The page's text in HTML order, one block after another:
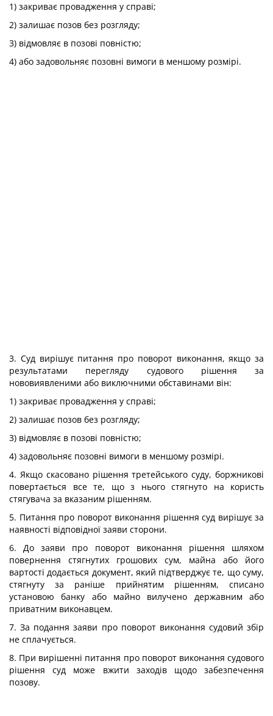
1) закриває провадження у справі;
2) залишає позов без розгляду;
3) відмовляє в позові повністю;
4) або задовольняє позовні вимоги в меншому розмірі.
3. Суд вирішує питання про поворот виконання, якщо за
результатами перегляду судового рішення за
нововиявленими або виключними обставинами він:
1) закриває провадження у справі;
2) залишає позов без розгляду;
3) відмовляє в позові повністю;
4) задовольняє позовні вимоги в меншому розмірі.
4. Якщо скасовано рішення третейського суду, боржникові
повертається все те, що з нього стягнуто на користь
стягувача за вказаним рішенням.
5. Питання про поворот виконання рішення суд вирішує за
наявності відповідної заяви сторони.
6. До заяви про поворот виконання рішення шляхом
повернення стягнутих грошових сум, майна або його
вартості додається документ, який підтверджує те, що суму,
стягнуту за раніше прийнятим рішенням, списано
установою банку або майно вилучено державним або
приватним виконавцем.
7. За подання заяви про поворот виконання судовий збір
не сплачується.
8. При вирішенні питання про поворот виконання судового
рішення суд може вжити заходів щодо забезпечення
позову.